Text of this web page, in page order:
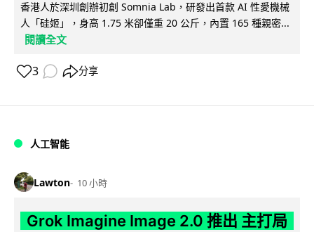
香港人於深圳創辦初創 Somnia Lab，研發出首款 AI 性愛機械
人「硅姬」，身高 1.75 米卻僅重 20 公斤，內置 165 種親密...
閱讀全文
3 分享
人工智能
Lawton 10 小時
Grok Imagine Image 2.0 推出 主打局